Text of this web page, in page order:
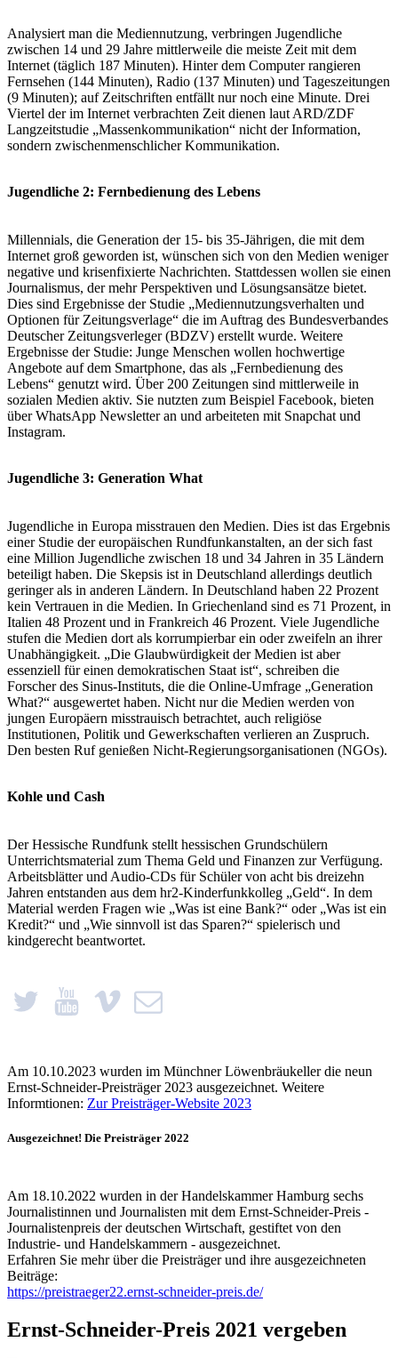
Analysiert man die Mediennutzung, verbringen Jugendliche
zwischen 14 und 29 Jahre mittlerweile die meiste Zeit mit dem
Internet (täglich 187 Minuten). Hinter dem Computer rangieren
Fernsehen (144 Minuten), Radio (137 Minuten) und Tageszeitungen
(9 Minuten); auf Zeitschriften entfällt nur noch eine Minute. Drei
Viertel der im Internet verbrachten Zeit dienen laut ARD/ZDF
Langzeitstudie „Massenkommunikation“ nicht der Information,
sondern zwischenmenschlicher Kommunikation.
Jugendliche 2: Fernbedienung des Lebens
Millennials, die Generation der 15- bis 35-Jährigen, die mit dem
Internet groß geworden ist, wünschen sich von den Medien weniger
negative und krisenfixierte Nachrichten. Stattdessen wollen sie einen
Journalismus, der mehr Perspektiven und Lösungsansätze bietet.
Dies sind Ergebnisse der Studie „Mediennutzungsverhalten und
Optionen für Zeitungsverlage“ die im Auftrag des Bundesverbandes
Deutscher Zeitungsverleger (BDZV) erstellt wurde. Weitere
Ergebnisse der Studie: Junge Menschen wollen hochwertige
Angebote auf dem Smartphone, das als „Fernbedienung des
Lebens“ genutzt wird. Über 200 Zeitungen sind mittlerweile in
sozialen Medien aktiv. Sie nutzten zum Beispiel Facebook, bieten
über WhatsApp Newsletter an und arbeiteten mit Snapchat und
Instagram.
Jugendliche 3: Generation What
Jugendliche in Europa misstrauen den Medien. Dies ist das Ergebnis
einer Studie der europäischen Rundfunkanstalten, an der sich fast
eine Million Jugendliche zwischen 18 und 34 Jahren in 35 Ländern
beteiligt haben. Die Skepsis ist in Deutschland allerdings deutlich
geringer als in anderen Ländern. In Deutschland haben 22 Prozent
kein Vertrauen in die Medien. In Griechenland sind es 71 Prozent, in
Italien 48 Prozent und in Frankreich 46 Prozent. Viele Jugendliche
stufen die Medien dort als korrumpierbar ein oder zweifeln an ihrer
Unabhängigkeit. „Die Glaubwürdigkeit der Medien ist aber
essenziell für einen demokratischen Staat ist“, schreiben die
Forscher des Sinus-Instituts, die die Online-Umfrage „Generation
What?“ ausgewertet haben. Nicht nur die Medien werden von
jungen Europäern misstrauisch betrachtet, auch religiöse
Institutionen, Politik und Gewerkschaften verlieren an Zuspruch.
Den besten Ruf genießen Nicht-Regierungsorganisationen (NGOs).
Kohle und Cash
Der Hessische Rundfunk stellt hessischen Grundschülern
Unterrichtsmaterial zum Thema Geld und Finanzen zur Verfügung.
Arbeitsblätter und Audio-CDs für Schüler von acht bis dreizehn
Jahren entstanden aus dem hr2-Kinderfunkkolleg „Geld“. In dem
Material werden Fragen wie „Was ist eine Bank?“ oder „Was ist ein
Kredit?“ und „Wie sinnvoll ist das Sparen?“ spielerisch und
kindgerecht beantwortet.
Am 10.10.2023 wurden im Münchner Löwenbräukeller die neun
Ernst-Schneider-Preisträger 2023 ausgezeichnet. Weitere
Informtionen: Zur Preisträger-Website 2023
Ausgezeichnet! Die Preisträger 2022
Am 18.10.2022 wurden in der Handelskammer Hamburg sechs
Journalistinnen und Journalisten mit dem Ernst-Schneider-Preis -
Journalistenpreis der deutschen Wirtschaft, gestiftet von den
Industrie- und Handelskammern - ausgezeichnet.
Erfahren Sie mehr über die Preisträger und ihre ausgezeichneten
Beiträge:
https://preistraeger22.ernst-schneider-preis.de/
Ernst-Schneider-Preis 2021 vergeben